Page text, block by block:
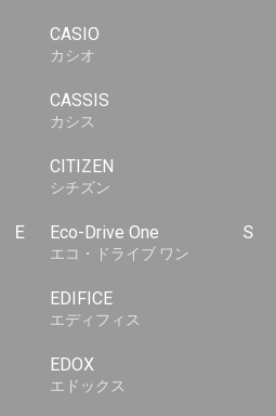
CASIO
カシオ
CASSIS
カシス
CITIZEN
シチズン
E Eco-Drive One
エコ・ドライブ ワン
EDIFICE
エディフィス
EDOX
エドックス
S